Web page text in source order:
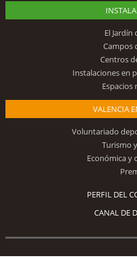
El Jardín
Campos
Centros
Instalaciones en
Espacios
VALENCIA
Voluntariado
Turismo
Económica y
PERFIL DEL
CANAL DE